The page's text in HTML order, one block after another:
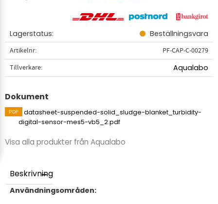
Lagerstatus Beställningsvara
Artikelnr
PF-CAP-C-00279
Tillverkare
Aqualabo
Dokument
datasheet-suspended-solid_sludge-blanket_turbidity-
digital-sensor-mes5-vb5_2.pdf
Visa alla produkter från Aqualabo
Beskrivning
Användningsområden: